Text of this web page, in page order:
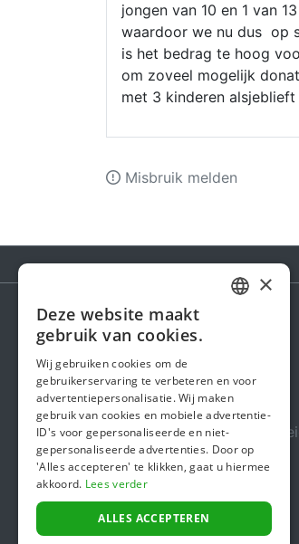
jongen van 10 en 1 van
waardoor we nu dus op
is het bedrag te hoog
om zoveel mogelijk
met 3 kinderen
Misbruik melden
Steunactie
Over ons
In de media
Veiligheid &
Algemene voorwaarden
Privacybeleid
Cookiebeleid
ENGLISH
×
Deze website maakt
gebruik van cookies.
Wij gebruiken cookies om de
gebruikerservaring te verbeteren en voor
advertentiepersonalisatie. Wij maken
gebruik van cookies en mobiele advertentie-
ID's voor gepersonaliseerde en niet-
gepersonaliseerde advertenties. Door op
'Alles accepteren' te klikken, gaat u hiermee
akkoord. Lees verder
ALLES ACCEPTEREN